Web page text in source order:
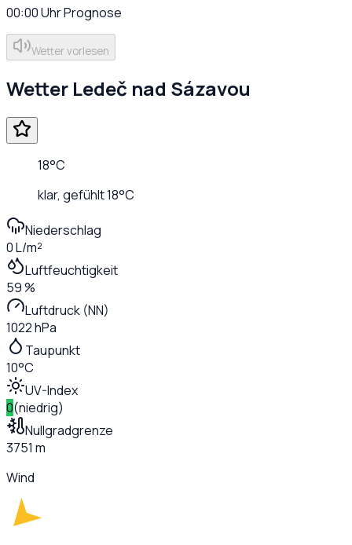
00:00UhrPrognose
Wetter vorlesen
Wetter Ledeč nad Sázavou
18°C
klar, gefühlt18°C
Niederschlag
0 L/m²
Luftfeuchtigkeit
59 %
Luftdruck (NN)
1022 hPa
Taupunkt
10°C
UV-Index
0(niedrig)
Nullgradgrenze
3751 m
Wind